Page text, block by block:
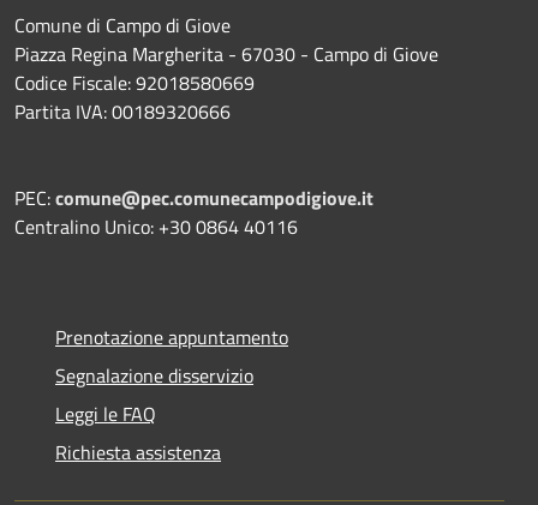
Comune di Campo di Giove
Piazza Regina Margherita - 67030 - Campo di Giove
Codice Fiscale: 92018580669
Partita IVA: 00189320666
PEC:comune@pec.comunecampodigiove.it
Centralino Unico: +30 0864 40116
Prenotazione appuntamento
Segnalazione disservizio
Leggi le FAQ
Richiesta assistenza